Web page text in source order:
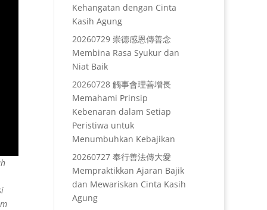
Kehangatan dengan Cinta
Kasih Agung
20260729 崇德感恩傳善念
Membina Rasa Syukur dan
Niat Baik
20260728 觸事會理善增長
Memahami Prinsip
Kebenaran dalam Setiap
Peristiwa untuk
Menumbuhkan Kebajikan
20260727 奉行善法傳大愛
Mempraktikkan Ajaran Bajik
dan Mewariskan Cinta Kasih
Agung